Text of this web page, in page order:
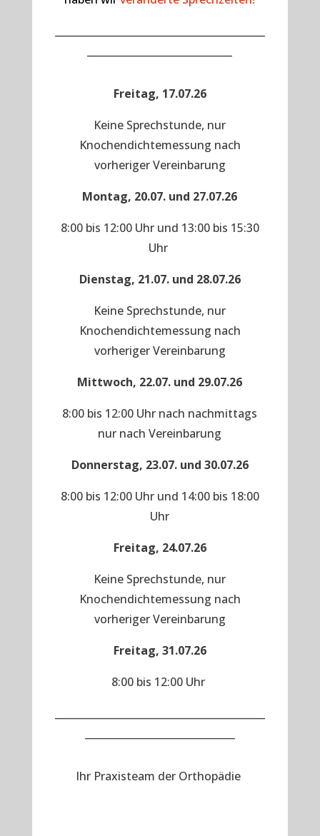
Freitag, 17.07.26
Keine Sprechstunde, nur
Knochendichtemessung nach
vorheriger Vereinbarung
Montag, 20.07. und 27.07.26
8:00 bis 12:00 Uhr und 13:00 bis 15:30
Uhr
Dienstag, 21.07. und 28.07.26
Keine Sprechstunde, nur
Knochendichtemessung nach
vorheriger Vereinbarung
Mittwoch, 22.07. und 29.07.26
8:00 bis 12:00 Uhr nach nachmittags
nur nach Vereinbarung
Donnerstag, 23.07. und 30.07.26
8:00 bis 12:00 Uhr und 14:00 bis 18:00
Uhr
Freitag, 24.07.26
Keine Sprechstunde, nur
Knochendichtemessung nach
vorheriger Vereinbarung
Freitag, 31.07.26
8:00 bis 12:00 Uhr
Ihr Praxisteam der Orthopädie